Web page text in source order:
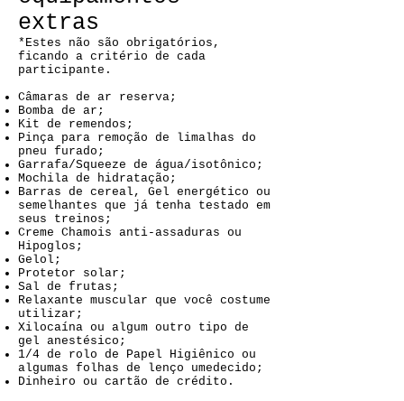
extras
*Estes não são obrigatórios,
ficando a critério de cada
participante.
Câmaras de ar reserva;
Bomba de ar;
Kit de remendos;
Pinça para remoção de limalhas do
pneu furado;
Garrafa/Squeeze de água/isotônico;
Mochila de hidratação;
Barras de cereal, Gel energético ou
semelhantes que já tenha testado em
seus treinos;
Creme Chamois anti-assaduras ou
Hipoglos;
Gelol;
Protetor solar;
Sal de frutas;
Relaxante muscular que você costume
utilizar;
Xilocaína ou algum outro tipo de
gel anestésico;
1/4 de rolo de Papel Higiênico ou
algumas folhas de lenço umedecido;
Dinheiro ou cartão de crédito.